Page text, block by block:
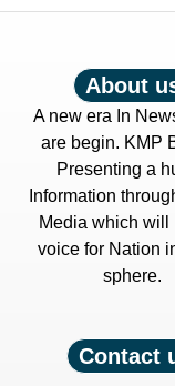
About
A new era In
are begin. KMP
Presenting a
Information
Media which will
voice for Nation
sphere.
Contact